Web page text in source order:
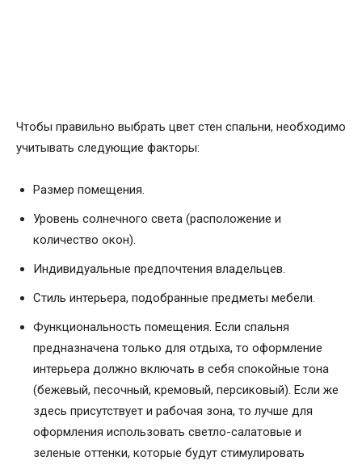
Чтобы правильно выбрать цвет стен спальни, необходимо
учитывать следующие факторы:
Размер помещения.
Уровень солнечного света (расположение и
количество окон).
Индивидуальные предпочтения владельцев.
Стиль интерьера, подобранные предметы мебели.
Функциональность помещения. Если спальня
предназначена только для отдыха, то оформление
интерьера должно включать в себя спокойные тона
(бежевый, песочный, кремовый, персиковый). Если же
здесь присутствует и рабочая зона, то лучше для
оформления использовать светло-салатовые и
зеленые оттенки, которые будут стимулировать